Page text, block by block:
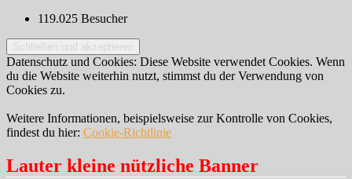
119.025 Besucher
Datenschutz und Cookies: Diese Website verwendet Cookies. Wenn
du die Website weiterhin nutzt, stimmst du der Verwendung von
Cookies zu.
Weitere Informationen, beispielsweise zur Kontrolle von Cookies,
findest du hier: Cookie-Richtlinie
Lauter kleine nützliche Banner